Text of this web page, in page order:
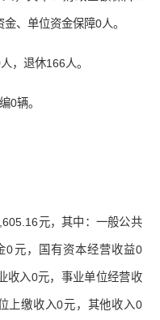
、单位资金保障0人。
，退休166人。
0辆。
元，其中：一般公共
0元，国有资本经营收益0
收入0元，事业单位经营收
上缴收入0元，其他收入0